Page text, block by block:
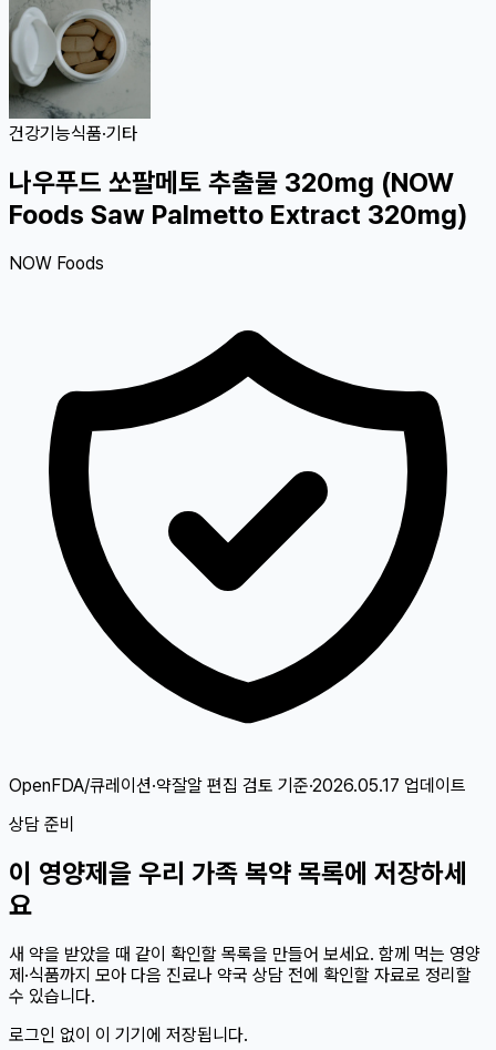
건강기능식품·기타
나우푸드 쏘팔메토 추출물 320mg (NOW
Foods Saw Palmetto Extract 320mg)
NOW Foods
OpenFDA/큐레이션·약잘알 편집 검토 기준·2026.05.17 업데이트
상담 준비
이 영양제 을 우리 가족 복약 목록에 저장하세
요
새 약을 받았을 때 같이 확인할 목록을 만들어 보세요. 함께 먹는 영양
제·식품까지 모아 다음 진료나 약국 상담 전에 확인할 자료로 정리할
수 있습니다.
로그인 없이 이 기기에 저장됩니다.